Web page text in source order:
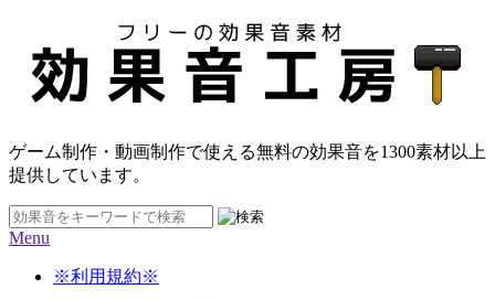
ゲーム制作・動画制作で使える無料の効果音を1300素材以上
提供しています。
Menu
※利用規約※